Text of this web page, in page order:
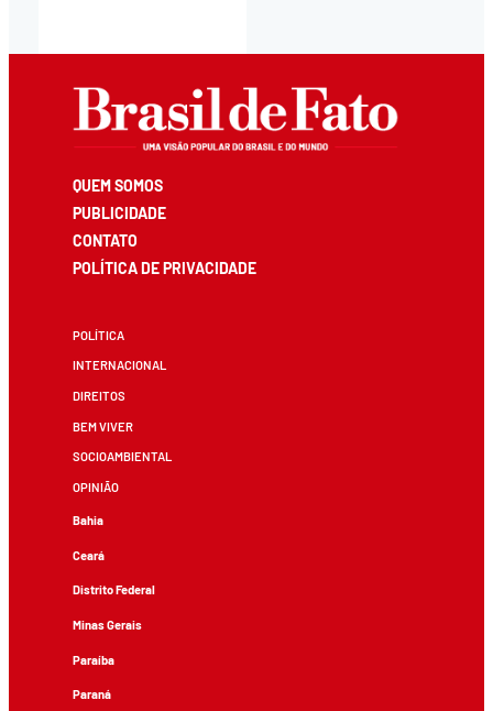
QUEM SOMOS
PUBLICIDADE
CONTATO
POLÍTICA DE PRIVACIDADE
POLÍTICA
INTERNACIONAL
DIREITOS
BEM VIVER
SOCIOAMBIENTAL
OPINIÃO
Bahia
Ceará
Distrito Federal
Minas Gerais
Paraíba
Paraná